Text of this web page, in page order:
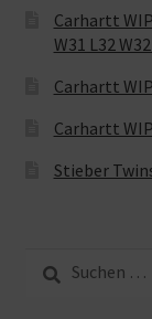
Carhartt
W31 L32
Carhartt
Carhartt
Stieber
nach: